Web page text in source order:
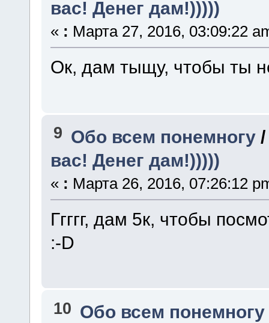
вас! Денег дам!)))))
« : Марта 27, 2016, 03:09:22
Ок, дам тыщу, чтобы ты
9 Обо всем понемногу
вас! Денег дам!)))))
« : Марта 26, 2016, 07:26:12
Ггггг, дам 5к, чтобы
:-D
10 Обо всем понемногу